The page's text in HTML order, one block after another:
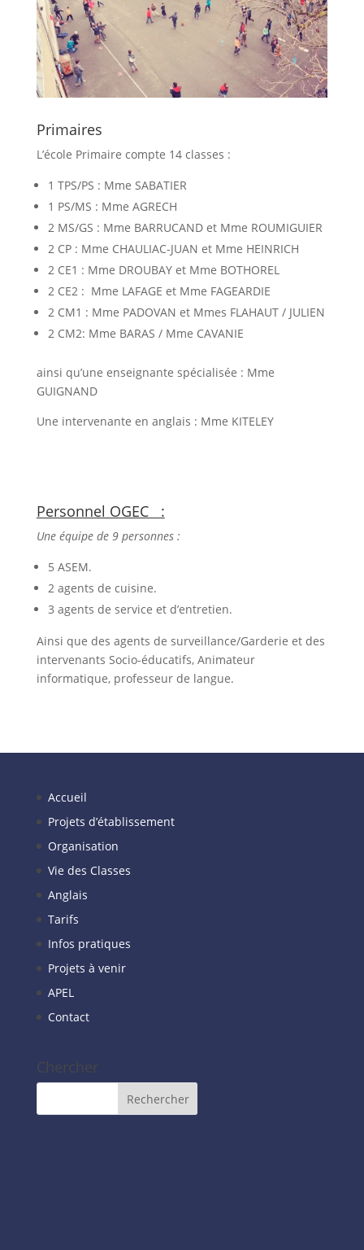
Primaires
L’école Primaire compte 14 classes :
1 TPS/PS : Mme SABATIER
1 PS/MS : Mme AGRECH
2 MS/GS : Mme BARRUCAND et Mme ROUMIGUIER
2 CP : Mme CHAULIAC-JUAN et Mme HEINRICH
2 CE1 : Mme DROUBAY et Mme BOTHOREL
2 CE2 : Mme LAFAGE et Mme FAGEARDIE
2 CM1 : Mme PADOVAN et Mmes FLAHAUT / JULIEN
2 CM2: Mme BARAS / Mme CAVANIE
ainsi qu’une enseignante spécialisée : Mme
GUIGNAND
Une intervenante en anglais : Mme KITELEY
Personnel OGEC :
Une équipe de 9 personnes :
5 ASEM.
2 agents de cuisine.
3 agents de service et d’entretien.
Ainsi que des agents de surveillance/Garderie et des
intervenants Socio-éducatifs, Animateur
informatique, professeur de langue.
Accueil
Projets d’établissement
Organisation
Vie des Classes
Anglais
Tarifs
Infos pratiques
Projets à venir
APEL
Contact
Chercher